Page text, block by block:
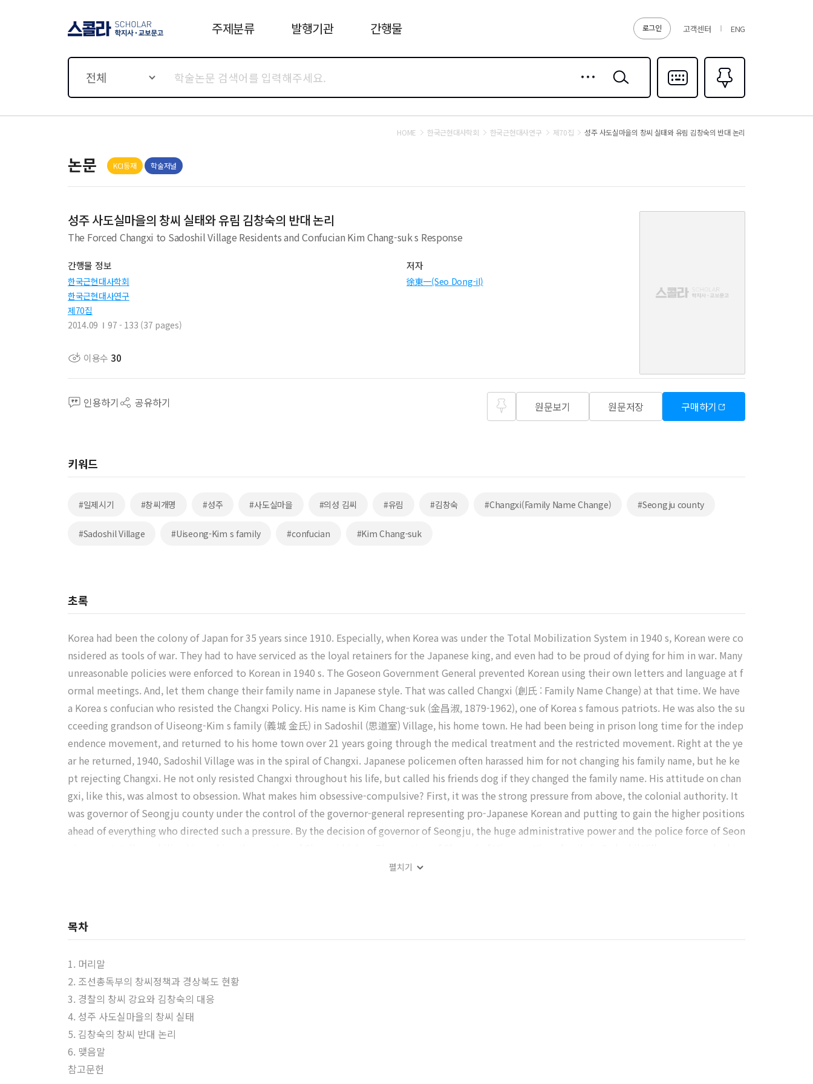
로그인 고객센터 ENG
주제분류 발행기관 간행물
전체
검색
다국어입력
즐겨찾기0
HOME 한국근현대사학회 한국근현대사연구 제70집 성주 사도실마을의 창씨 실태와 유림 김창숙의 반대 논리
논문 KCI등재 학술저널
성주 사도실마을의 창씨 실태와 유림 김창숙의 반대 논리
The Forced Changxi to Sadoshil Village Residents and Confucian Kim Chang-suk s Response
간행물 정보
한국근현대사학회
한국근현대사연구
제70집
2014.09
97 - 133 (37 pages)
저자
徐東一(Seo Dong-il)
이용수 30
인용하기 공유하기 원문보기 원문저장 구매하기
키워드
#일제시기 #창씨개명 #성주 #사도실마을 #의성 김씨 #유림 #김창숙 #Changxi(Family Name Change) #Seongju county
#Sadoshil Village #Uiseong-Kim s family #confucian #Kim Chang-suk
초록
Korea had been the colony of Japan for 35 years since 1910. Especially, when Korea was under the Total Mobilization System in 1940 s, Korean were co
nsidered as tools of war. They had to have serviced as the loyal retainers for the Japanese king, and even had to be proud of dying for him in war. Many
unreasonable policies were enforced to Korean in 1940 s. The Goseon Government General prevented Korean using their own letters and language at f
ormal meetings. And, let them change their family name in Japanese style. That was called Changxi (創氏 : Family Name Change) at that time. We have
a Korea s confucian who resisted the Changxi Policy. His name is Kim Chang-suk (金昌淑, 1879-1962), one of Korea s famous patriots. He was also the su
cceeding grandson of Uiseong-Kim s family (義城 金氏) in Sadoshil (思道室) Village, his home town. He had been being in prison long time for the indep
endence movement, and returned to his home town over 21 years going through the medical treatment and the restricted movement. Right at the ye
ar he returned, 1940, Sadoshil Village was in the spiral of Changxi. Japanese policemen often harassed him for not changing his family name, but he ke
pt rejecting Changxi. He not only resisted Changxi throughout his life, but called his friends dog if they changed the family name. His attitude on chan
gxi, like this, was almost to obsession. What makes him obsessive-compulsive? First, it was the strong pressure from above, the colonial authority. It
was governor of Seongju county under the control of the governor-general representing pro-Japanese Korean and putting to gain the higher positions
ahead of everything who directed such a pressure. By the decision of governor of Seongju, the huge administrative power and the police force of Seon
85 percents, stronger than other provinces and over the national average, in spite of the long history and the confucian tradition of the village. Second,
support him.
펼치기
목차
1. 머리말
2. 조선총독부의 창씨정책과 경상북도 현황
3. 경찰의 창씨 강요와 김창숙의 대응
4. 성주 사도실마을의 창씨 실태
5. 김창숙의 창씨 반대 논리
6. 맺음말
참고문헌